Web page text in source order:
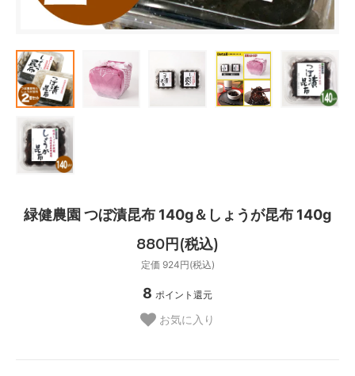
緑健農園 つぼ漬昆布 140g＆しょうが昆布 140g
880円(税込)
定価 924円(税込)
8 ポイント還元
お気に入り